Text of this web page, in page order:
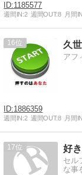
1185577
週間IN:2 週間OUT:8 月間
16 久
アフ
1886359
週間IN:2 週間OUT:8 月間
17 好
セル
な事